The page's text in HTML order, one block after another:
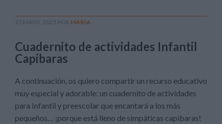
17 MAYO, 2025 POR MARÍA
Cuadernito de actividades Infantil
Capibaras
A continuación, os quiero compartir un recurso educativo
muy especial y adorable: un cuadernito de actividades
para Infantil y preescolar que encantará a los más
pequeños… ¡porque está lleno de simpáticas capibaras!